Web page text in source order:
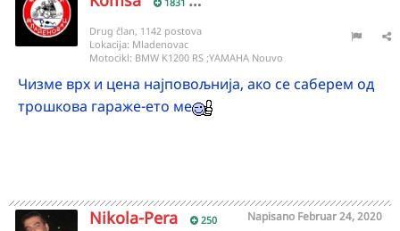
Drug član, 1142 postova
Lokacija: Mladenovac
Motocikl: BMW K1200 RS ;YAMAHA Nouvo
Чизме врх и цена најповољнија, ако се саберем од
трошкова гараже-ето ме
Nikola-Pera 250 Napisano Februar 24, 2020